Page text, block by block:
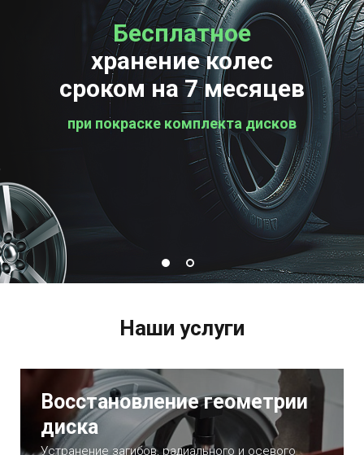
Бесплатное
хранение колес
сроком на 7 месяцев
при покраске комплекта дисков
Бесплатная
проверка колес
Наши услуги
Восстановление геометрии
диска
Устранение загибов, радиального и осевого